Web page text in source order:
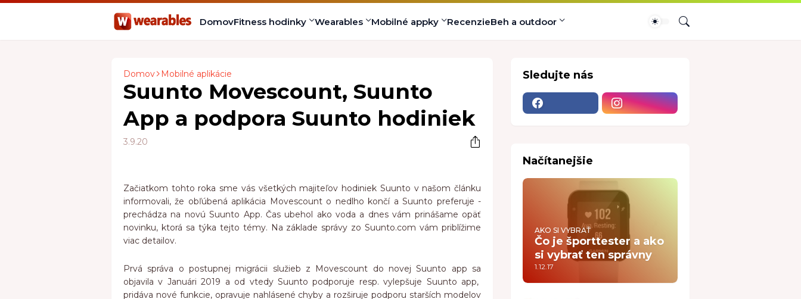
DomovFitness hodinky Wearables Mobilné appky RecenzieBeh a outdoor
Domov Mobilné aplikácie
Suunto Movescount, Suunto
App a podpora Suunto hodiniek
3.9.20
Začiatkom tohto roka sme vás všetkých majiteľov hodiniek Suunto v našom článku
informovali, že obľúbená aplikácia Movescount o nedlho končí a Suunto preferuje -
prechádza na novú Suunto App. Čas ubehol ako voda a dnes vám prinášame opäť
novinku, ktorá sa týka tejto témy. Na základe správy zo Suunto.com vám priblížime
viac detailov.
Prvá správa o postupnej migrácii služieb z Movescount do novej Suunto app sa
objavila v Januári 2019 a od vtedy Suunto podporuje resp. vylepšuje Suunto app,
pridáva nové funkcie, opravuje nahlásené chyby a rozširuje podporu starších modelov
Sledujte nás
Načítanejšie
AKO SI VYBRAŤ
Čo je športtester a ako
si vybrať ten správny
1.12.17